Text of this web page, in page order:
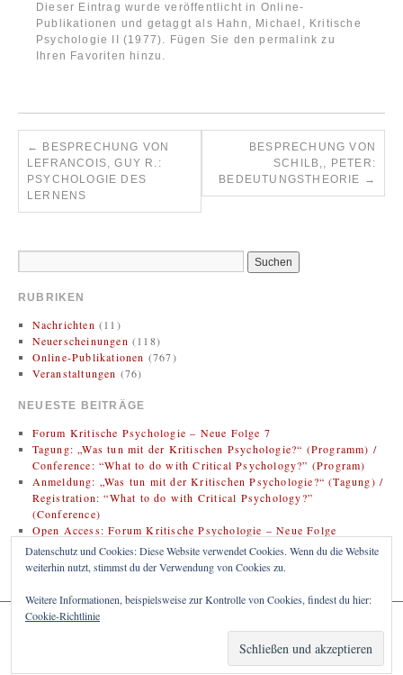
Dieser Eintrag wurde veröffentlicht in Online-
Publikationen und getaggt als Hahn, Michael , Kritische
Psychologie II (1977). Fügen Sie denpermalink zu
Ihren Favoriten hinzu.
←
BESPRECHUNG VON
LEFRANCOIS, GUY R.:
PSYCHOLOGIE DES
LERNENS
BESPRECHUNG VON
SCHILB,, PETER:
BEDEUTUNGSTHEORIE →
RUBRIKEN
Nachrichten (11)
Neuerscheinungen (118)
Online-Publikationen (767)
Veranstaltungen (76)
NEUESTE BEITRÄGE
Forum Kritische Psychologie – Neue Folge 7
Tagung: „Was tun mit der Kritischen Psychologie?“ (Programm) /
Conference: “What to do with Critical Psychology?” (Program)
Anmeldung: „Was tun mit der Kritischen Psychologie?“ (Tagung) /
Registration: “What to do with Critical Psychology?”
(Conference)
Open Access: Forum Kritische Psychologie – Neue Folge
(Zweitveröffentlichung)
Rezension: Bregman, Rutger (2020). Im Grunde gut: Eine neue
KRITISCHE PSYCHOLOGIE
Proudly powered by WordPress.
Datenschutz und Cookies: Diese Website verwendet Cookies. Wenn du die Website
weiterhin nutzt, stimmst du der Verwendung von Cookies zu.
Weitere Informationen, beispielsweise zur Kontrolle von Cookies, findest du hier:
Cookie-Richtlinie